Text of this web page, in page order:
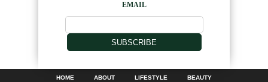
EMAIL
SUBSCRIBE
HOME ABOUT LIFESTYLE BEAUTY